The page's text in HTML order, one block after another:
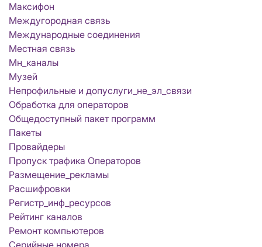
Максифон
Междугородная связь
Международные соединения
Местная связь
Мн_каналы
Музей
Непрофильные и допуслуги_не_эл_связи
Обработка для операторов
Общедоступный пакет программ
Пакеты
Провайдеры
Пропуск трафика Операторов
Размещение_рекламы
Расшифровки
Регистр_инф_ресурсов
Рейтинг каналов
Ремонт компьютеров